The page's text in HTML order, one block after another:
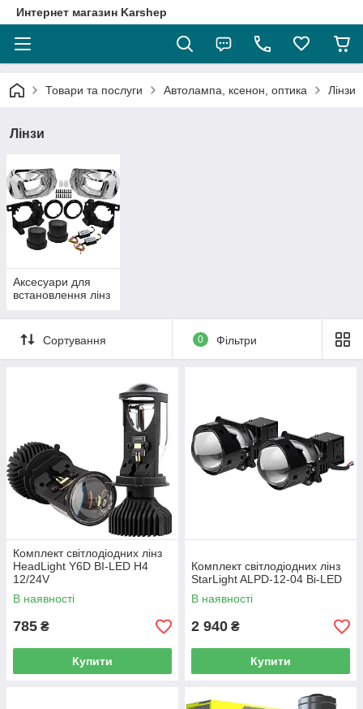
Интернет магазин Karshep
Товари та послуги Автолампа, ксенон, оптика Лінзи
Лінзи
Аксесуари для
встановлення лінз
Сортування 0 Фільтри
Комплект світлодіодних лінз
HeadLight Y6D BI-LED H4
12/24V
В наявності
785 ₴
Купити
Комплект світлодіодних лінз
StarLight ALPD-12-04 Bi-LED
В наявності
2 940 ₴
Купити